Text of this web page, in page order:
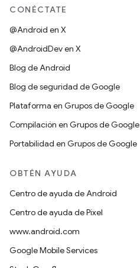
CONÉCTATE
@Android en X
@AndroidDev en X
Blog de Android
Blog de seguridad de Google
Plataforma en Grupos de Google
Compilación en Grupos de Google
Portabilidad en Grupos de Google
OBTÉN AYUDA
Centro de ayuda de Android
Centro de ayuda de Pixel
www.android.com
Google Mobile Services